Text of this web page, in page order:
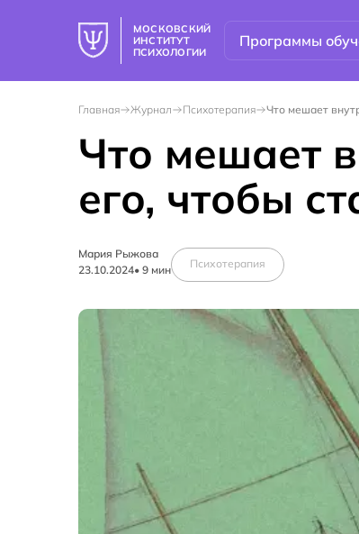
МОСКОВСКИЙ
ИНСТИТУТ
ПСИХОЛОГИИ
Программы
Главная Журнал Психотерапия Что мешает
Что мешает
его, чтобы
Мария Рыжова
23.10.2024• 9 мин Психотерапия